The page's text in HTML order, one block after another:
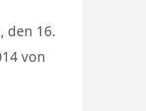
den 16.
von